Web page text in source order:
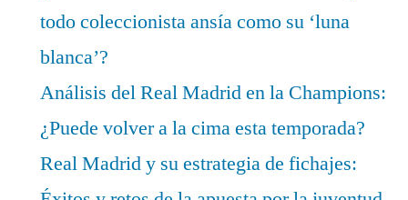
todo coleccionista ansía como su ‘luna
blanca’?
Análisis del Real Madrid en la Champions:
¿Puede volver a la cima esta temporada?
Real Madrid y su estrategia de fichajes: